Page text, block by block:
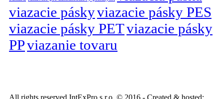
viazacie páskyviazacie pásky PES
viazacie pásky PETviazacie pásky
PPviazanie tovaru
All rights reserved IntExPro s.r.o. © 2016 - Created & hosted: